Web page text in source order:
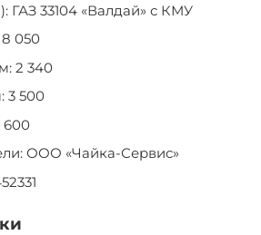
ГАЗ 33104 «Валдай» с КМУ
050
2 340
3 500
600
ООО «Чайка-Сервис»